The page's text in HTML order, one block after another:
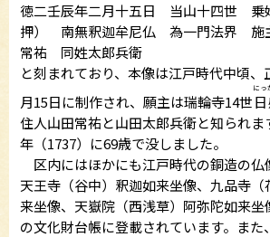
徳二壬辰年二月十五日 当山十四世
押） 南無釈迦牟尼仏 為一門法界
常祐 同姓太郎兵衛
と刻まれており、本像は江戸時代中頃、
月15日に制作され、願主は瑞輪寺14世
にっ
住人山田常祐と山田太郎兵衛と知られま
年（1737）に69歳で没しました。
区内にはほかにも江戸時代の銅造の仏
天王寺（谷中）釈迦如来坐像、九品寺
来坐像、天嶽院（西浅草）阿弥陀如来坐
の文化財台帳に登載されています。また